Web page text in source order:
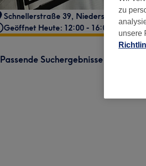
Schnellerstraße 39,
Geöffnet Heute: 12:00 - 16:00
Passende Suchergebnisse
zu
unsere